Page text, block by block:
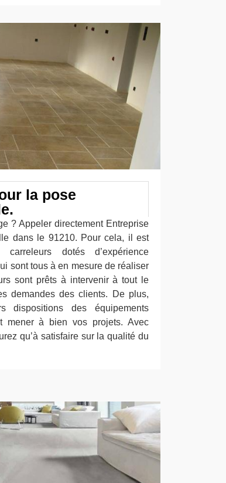
la pose
? Appeler directement Entreprise
dans le 91210. Pour cela, il est
dotés d’expérience
sont tous à en mesure de réaliser
sont prêts à intervenir à tout le
demandes des clients. De plus,
dispositions des équipements
mener à bien vos projets. Avec
qu’à satisfaire sur la qualité du